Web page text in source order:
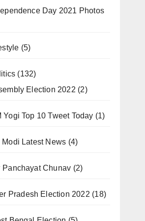
Day 2021 Photos
(5)
(132)
Election 2022 (2)
Yogi Top 10 Tweet Today (1)
Modi Latest News (4)
Panchayat Chunav (2)
Pradesh Election 2022 (18)